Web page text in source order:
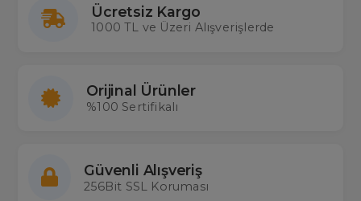
Ücretsiz Kargo
1000 TL ve Üzeri Alışverişlerde
Orijinal Ürünler
%100 Sertifikalı
Güvenli Alışveriş
256Bit SSL Koruması